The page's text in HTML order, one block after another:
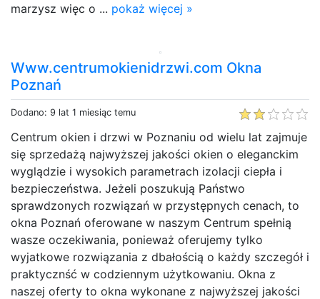
marzysz więc o ... pokaż więcej »
Www.centrumokienidrzwi.com Okna
Poznań
Dodano: 9 lat 1 miesiąc temu
Centrum okien i drzwi w Poznaniu od wielu lat zajmuje
się sprzedażą najwyższej jakości okien o eleganckim
wyglądzie i wysokich parametrach izolacji ciepła i
bezpieczeństwa. Jeżeli poszukują Państwo
sprawdzonych rozwiązań w przystępnych cenach, to
okna Poznań oferowane w naszym Centrum spełnią
wasze oczekiwania, ponieważ oferujemy tylko
wyjatkowe rozwiązania z dbałością o każdy szczegół i
praktycznść w codziennym użytkowaniu. Okna z
naszej oferty to okna wykonane z najwyższej jakości